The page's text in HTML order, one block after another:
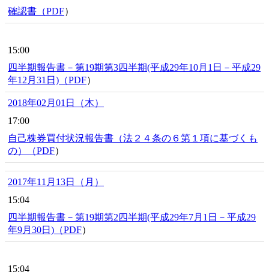
確認書（PDF）
15:00
四半期報告書－第19期第3四半期(平成29年10月1日－平成29
年12月31日)（PDF）
2018年02月01日（木）
17:00
自己株券買付状況報告書（法２４条の６第１項に基づくも
の）（PDF）
2017年11月13日（月）
15:04
四半期報告書－第19期第2四半期(平成29年7月1日－平成29
年9月30日)（PDF）
15:04